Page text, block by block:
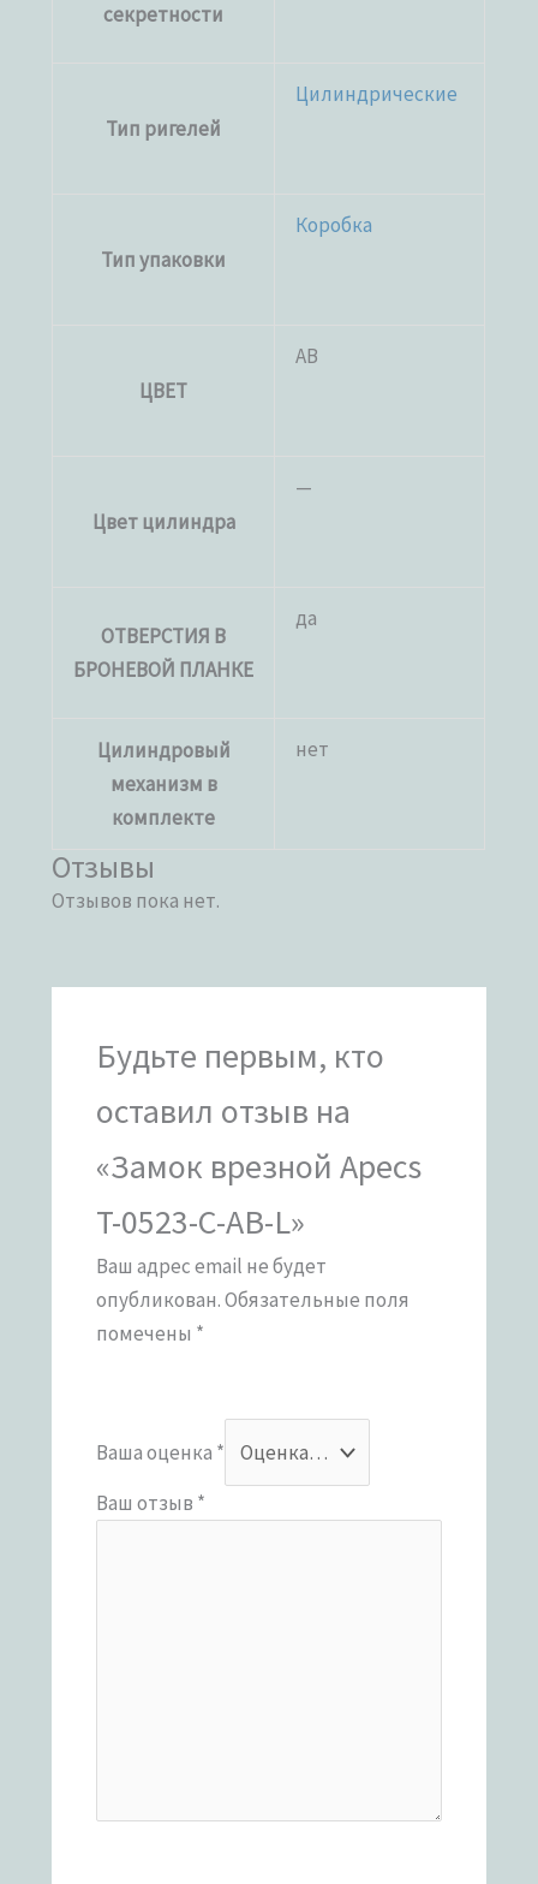
секретности
Тип ригелей
Цилиндрические
Тип упаковки
Коробка
ЦВЕТ
AB
Цвет цилиндра
—
ОТВЕРСТИЯ В
БРОНЕВОЙ ПЛАНКЕ
да
Цилиндровый
механизм в
комплекте
нет
Отзывы
Отзывов пока нет.
Будьте первым, кто
оставил отзыв на
«Замок врезной Apecs
T-0523-C-AB-L»
Ваш адрес email не будет
опубликован.Обязательные поля
помечены *
Ваша оценка *
Ваш отзыв *